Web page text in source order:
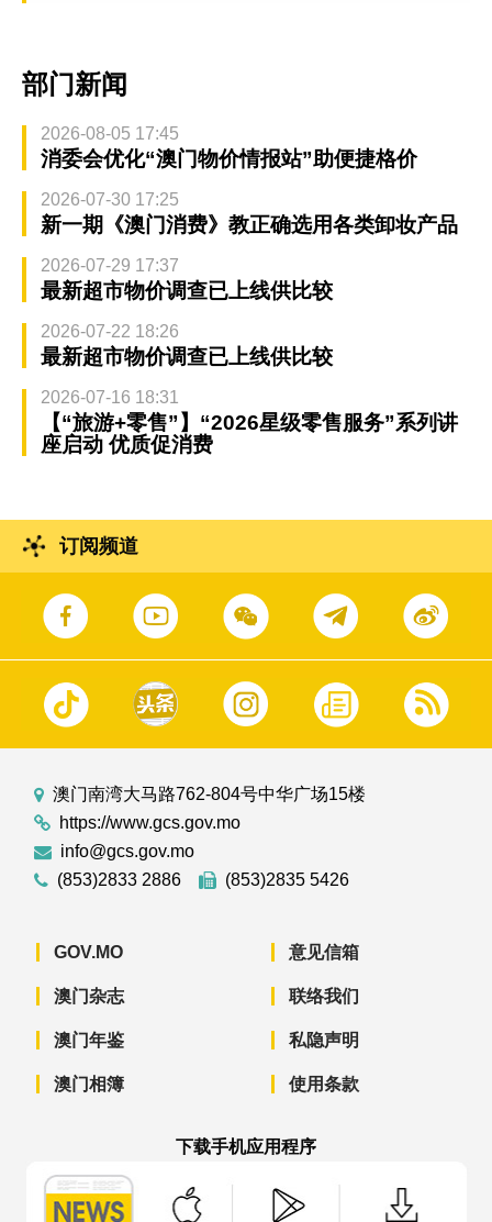
部门新闻
2026-08-05 17:45
消委会优化“澳门物价情报站”助便捷格价
2026-07-30 17:25
新一期《澳门消费》教正确选用各类卸妆产品
2026-07-29 17:37
最新超市物价调查已上线供比较
2026-07-22 18:26
最新超市物价调查已上线供比较
2026-07-16 18:31
【“旅游+零售”】“2026星级零售服务”系列讲
座启动 优质促消费
订阅频道
澳门南湾大马路762-804号中华广场15楼
https://www.gcs.gov.mo
info@gcs.gov.mo
(853)2833 2886
(853)2835 5426
GOV.MO
澳门杂志
澳门年鉴
澳门相簿
意见信箱
联络我们
私隐声明
使用条款
下载手机应用程序